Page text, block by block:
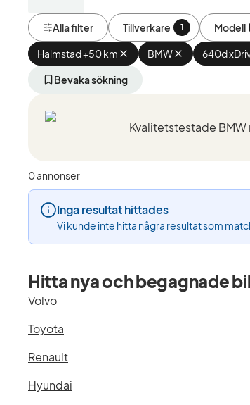
Alla filter Tillverkare 1 Modell
Halmstad +50 km Ta
bort
aktivt
km
BMW Ta
bort
640d
Bevaka sökning
0 annonser
Inga resultat hittades
Vi kunde inte hitta några resultat som
Hitta nya och begagnade
Volvo
Toyota
Renault
Hyundai